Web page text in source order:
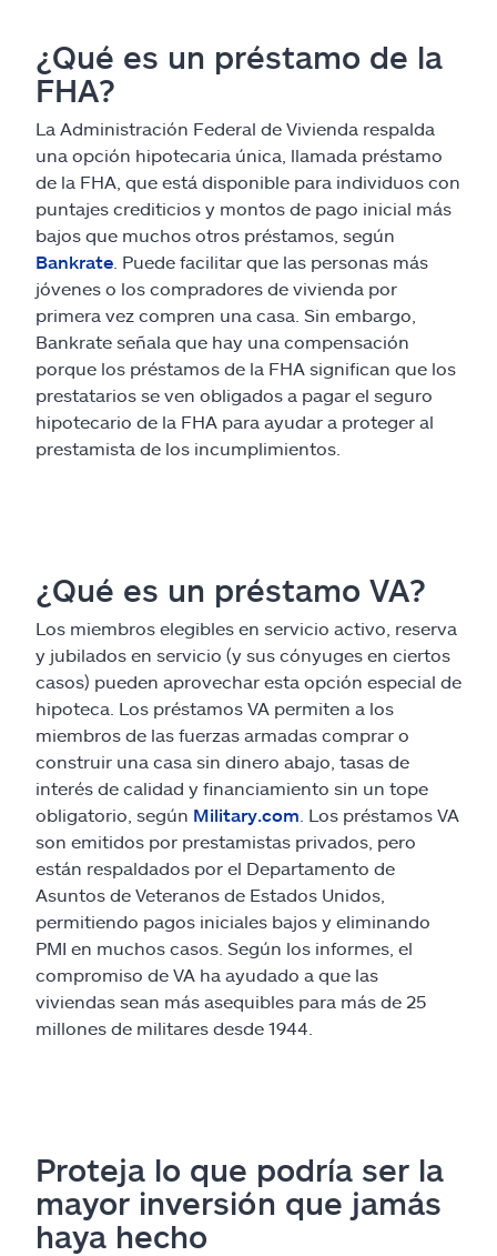
¿Qué es un préstamo de la
FHA?
La Administración Federal de Vivienda respalda
una opción hipotecaria única, llamada préstamo
de la FHA, que está disponible para individuos con
puntajes crediticios y montos de pago inicial más
bajos que muchos otros préstamos, según
Bankrate . Puede facilitar que las personas más
jóvenes o los compradores de vivienda por
primera vez compren una casa. Sin embargo,
Bankrate señala que hay una compensación
porque los préstamos de la FHA significan que los
prestatarios se ven obligados a pagar el seguro
hipotecario de la FHA para ayudar a proteger al
prestamista de los incumplimientos.
¿Qué es un préstamo VA?
Los miembros elegibles en servicio activo, reserva
y jubilados en servicio (y sus cónyuges en ciertos
casos) pueden aprovechar esta opción especial de
hipoteca. Los préstamos VA permiten a los
miembros de las fuerzas armadas comprar o
construir una casa sin dinero abajo, tasas de
interés de calidad y financiamiento sin un tope
obligatorio, según Military.com . Los préstamos VA
son emitidos por prestamistas privados, pero
están respaldados por el Departamento de
Asuntos de Veteranos de Estados Unidos,
permitiendo pagos iniciales bajos y eliminando
PMI en muchos casos. Según los informes, el
compromiso de VA ha ayudado a que las
viviendas sean más asequibles para más de 25
millones de militares desde 1944.
Proteja lo que podría ser la
mayor inversión que jamás
haya hecho